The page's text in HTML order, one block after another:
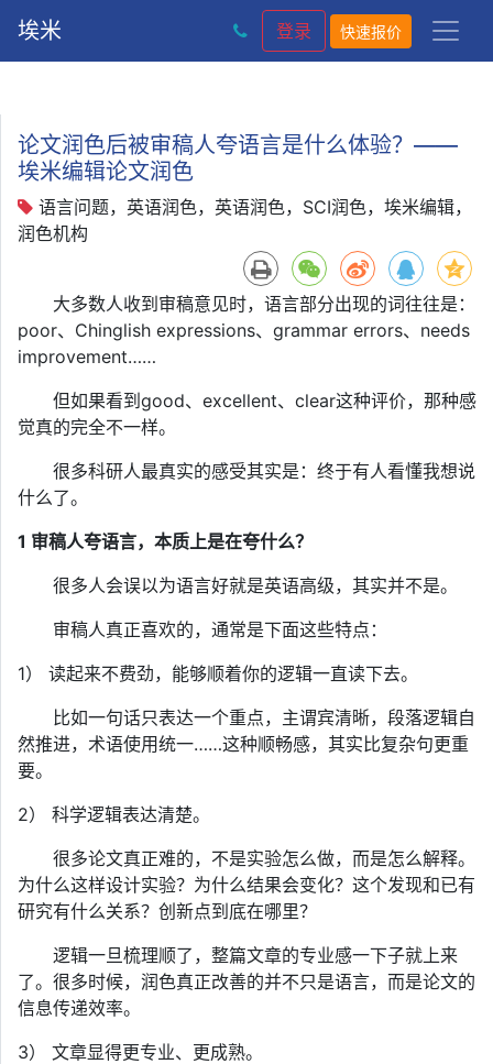
埃米 登录 快速报价
论文润色后被审稿人夸语言是什么体验？——
埃米编辑论文润色
语言问题，英语润色，英语润色，SCI润色，埃米编辑，
润色机构
大多数人收到审稿意见时，语言部分出现的词往往是：
poor、Chinglish expressions、grammar errors、needs
improvement……
但如果看到good、excellent、clear这种评价，那种感
觉真的完全不一样。
很多科研人最真实的感受其实是：终于有人看懂我想说
什么了。
1 审稿人夸语言，本质上是在夸什么？
很多人会误以为语言好就是英语高级，其实并不是。
审稿人真正喜欢的，通常是下面这些特点：
1） 读起来不费劲，能够顺着你的逻辑一直读下去。
比如一句话只表达一个重点，主谓宾清晰，段落逻辑自
然推进，术语使用统一……这种顺畅感，其实比复杂句更重
要。
2） 科学逻辑表达清楚。
很多论文真正难的，不是实验怎么做，而是怎么解释。
为什么这样设计实验？为什么结果会变化？这个发现和已有
研究有什么关系？创新点到底在哪里？
逻辑一旦梳理顺了，整篇文章的专业感一下子就上来
了。很多时候，润色真正改善的并不只是语言，而是论文的
信息传递效率。
3） 文章显得更专业、更成熟。